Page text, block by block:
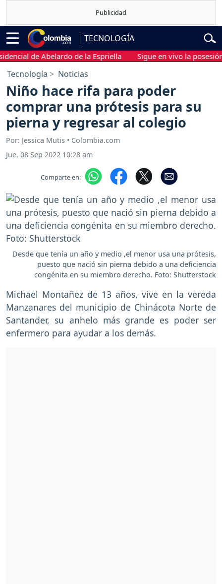
TECNOLOGÍA
de Abelardo de la Espriella Sigue en vivo la posesión
Tecnología Noticias
Niño hace rifa para poder
comprar una prótesis para su
pierna y regresar al colegio
Por: Jessica Mutis • Colombia.com
Jue, 08 Sep 2022 10:28 am
Comparte en:
Desde que tenía un año y medio ,el menor usa una prótesis,
puesto que nació sin pierna debido a una deficiencia
congénita en su miembro derecho. Foto: Shutterstock
Michael Montañez de 13 años, vive en la vereda
Manzanares del municipio de Chinácota Norte de
Santander, su anhelo más grande es poder ser
enfermero para ayudar a los demás.